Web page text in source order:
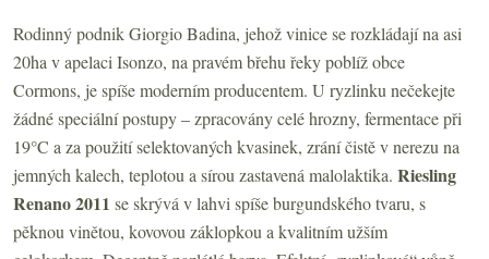
Rodinný podnik Giorgio Badina, jehož vinice se rozkládají na asi
20ha v apelaci Isonzo, na pravém břehu řeky poblíž obce
Cormons, je spíše moderním producentem. U ryzlinku nečekejte
žádné speciální postupy – zpracovány celé hrozny, fermentace při
19°C a za použití selektovaných kvasinek, zrání čistě v nerezu na
jemných kalech, teplotou a sírou zastavená malolaktika. Riesling
Renano 2011 se skrývá v lahvi spíše burgundského tvaru, s
pěknou vinětou, kovovou záklopkou a kvalitním užším